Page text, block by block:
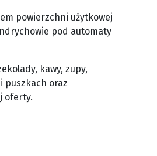
powierzchni użytkowej
pod automaty
kawy, zupy,
puszkach oraz
oferty.